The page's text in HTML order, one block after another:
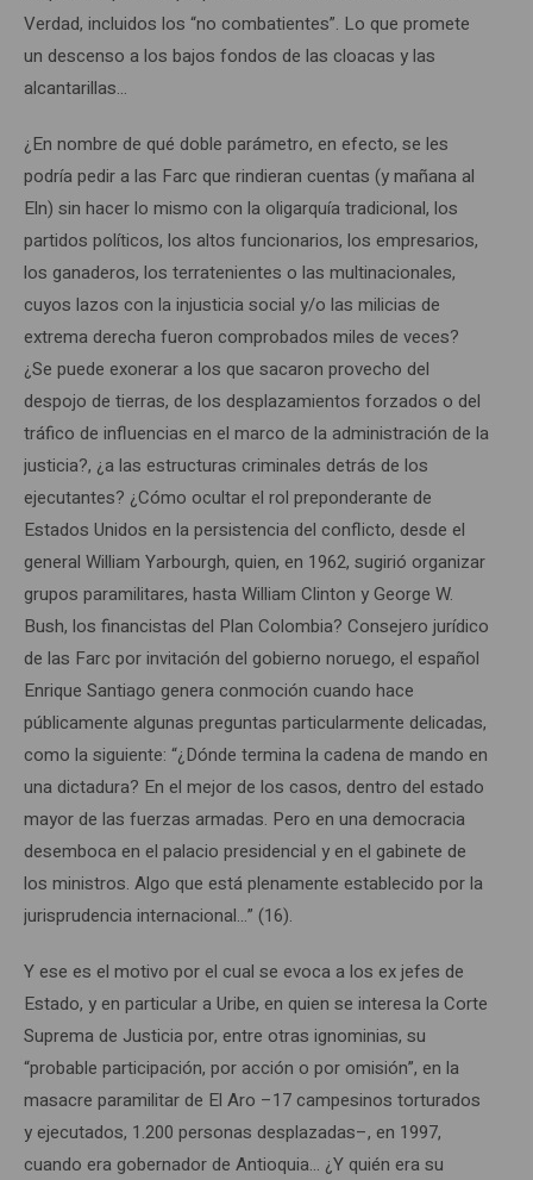
Verdad, incluidos los “no combatientes”. Lo que promete
un descenso a los bajos fondos de las cloacas y las
alcantarillas…
¿En nombre de qué doble parámetro, en efecto, se les
podría pedir a las Farc que rindieran cuentas (y mañana al
Eln) sin hacer lo mismo con la oligarquía tradicional, los
partidos políticos, los altos funcionarios, los empresarios,
los ganaderos, los terratenientes o las multinacionales,
cuyos lazos con la injusticia social y/o las milicias de
extrema derecha fueron comprobados miles de veces?
¿Se puede exonerar a los que sacaron provecho del
despojo de tierras, de los desplazamientos forzados o del
tráfico de influencias en el marco de la administración de la
justicia?, ¿a las estructuras criminales detrás de los
ejecutantes? ¿Cómo ocultar el rol preponderante de
Estados Unidos en la persistencia del conflicto, desde el
general William Yarbourgh, quien, en 1962, sugirió organizar
grupos paramilitares, hasta William Clinton y George W.
Bush, los financistas del Plan Colombia? Consejero jurídico
de las Farc por invitación del gobierno noruego, el español
Enrique Santiago genera conmoción cuando hace
públicamente algunas preguntas particularmente delicadas,
como la siguiente: “¿Dónde termina la cadena de mando en
una dictadura? En el mejor de los casos, dentro del estado
mayor de las fuerzas armadas. Pero en una democracia
desemboca en el palacio presidencial y en el gabinete de
los ministros. Algo que está plenamente establecido por la
jurisprudencia internacional…” (16).
Y ese es el motivo por el cual se evoca a los ex jefes de
Estado, y en particular a Uribe, en quien se interesa la Corte
Suprema de Justicia por, entre otras ignominias, su
“probable participación, por acción o por omisión”, en la
masacre paramilitar de El Aro –17 campesinos torturados
y ejecutados, 1.200 personas desplazadas–, en 1997,
cuando era gobernador de Antioquia… ¿Y quién era su